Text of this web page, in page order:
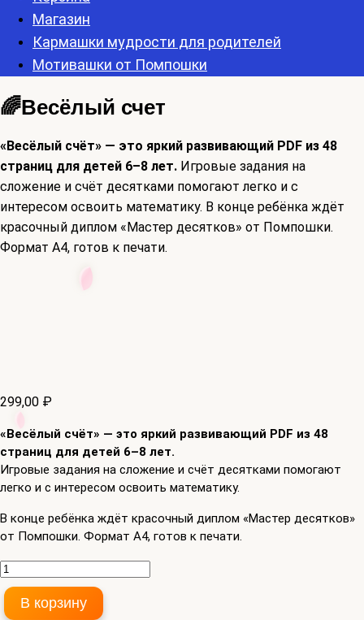
Магазин
Кармашки мудрости для родителей
Мотивашки от Помпошки
🌈Весёлый счет
«Весёлый счёт» — это яркий развивающий PDF из 48
страниц для детей 6–8 лет. Игровые задания на
сложение и счёт десятками помогают легко и с
интересом освоить математику. В конце ребёнка ждёт
красочный диплом «Мастер десятков» от Помпошки.
Формат A4, готов к печати.
299,00 ₽
«Весёлый счёт» — это яркий развивающий PDF из 48
страниц для детей 6–8 лет.
Игровые задания на сложение и счёт десятками помогают
легко и с интересом освоить математику.
В конце ребёнка ждёт красочный диплом «Мастер десятков»
от Помпошки. Формат A4, готов к печати.
Количество
товара
🌈
В корзину